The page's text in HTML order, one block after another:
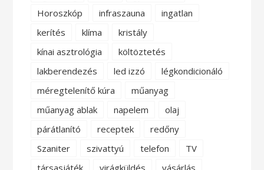
Horoszkóp
infraszauna
ingatlan
kerítés
klíma
kristály
kínai asztrológia
költöztetés
lakberendezés
led izzó
légkondicionáló
méregtelenítő kúra
műanyag
műanyag ablak
napelem
olaj
párátlanító
receptek
redőny
Szaniter
szivattyú telefon
TV
társasjáték
virágküldés vásárlás